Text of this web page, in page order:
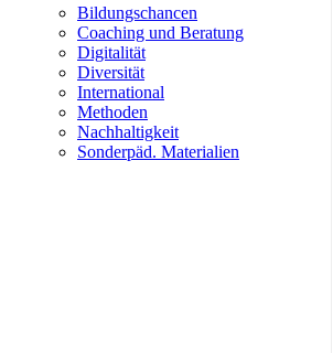
Bildungschancen
Coaching und Beratung
Digitalität
Diversität
International
Methoden
Nachhaltigkeit
Sonderpäd. Materialien